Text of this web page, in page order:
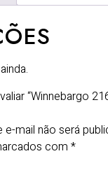
“Winnebargo
mail não será
com *